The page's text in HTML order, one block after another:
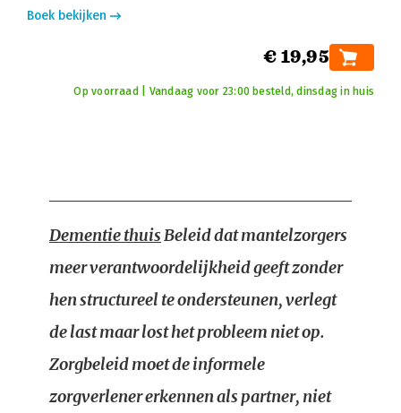
Boek bekijken
€ 19,95
Op voorraad | Vandaag voor 23:00 besteld, dinsdag in huis
Dementie thuisBeleid dat mantelzorgers
meer verantwoordelijkheid geeft zonder
hen structureel te ondersteunen, verlegt
de last maar lost het probleem niet op.
Zorgbeleid moet de informele
zorgverlener erkennen als partner, niet